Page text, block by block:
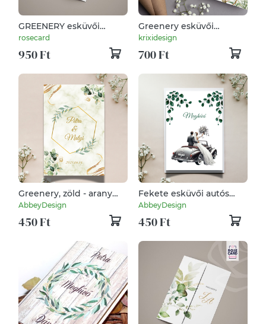
GREENERY esküvői
meghívó
rosecard
950 Ft
Greenery esküvői
meghívó
krixidesign
700 Ft
Greenery, zöld - arany
esküvői meghívó
többféle kivitelben
AbbeyDesign
450 Ft
Fekete esküvői autós
meghívó többféle
kivitelben / autó,
greenery, leveles/
AbbeyDesign
450 Ft